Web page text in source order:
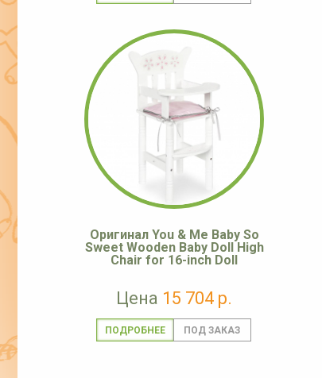
Оригинал You & Me Baby So
Sweet Wooden Baby Doll High
Chair for 16-inch Doll
Цена 15 704 р.
ПОДРОБНЕЕ